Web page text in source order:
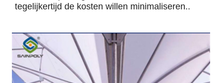
tegelijkertijd de kosten willen minimaliseren..